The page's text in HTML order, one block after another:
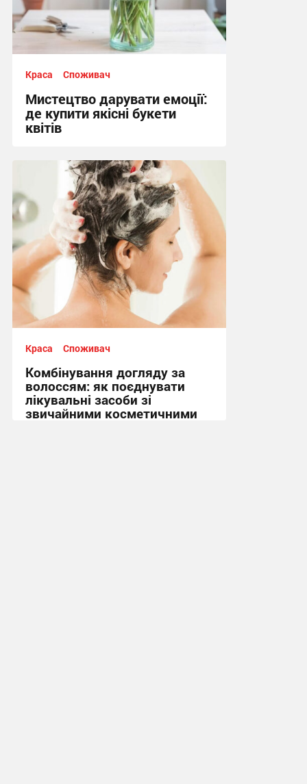
Краса Споживач
Мистецтво дарувати емоції:
де купити якісні букети
квітів
14:40, 3.06.2026
Краса Споживач
Комбінування догляду за
волоссям: як поєднувати
лікувальні засоби зі
звичайними косметичними